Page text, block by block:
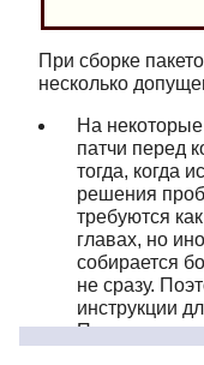
При сборке
несколько
На
патчи перед
тогда, когда
решения
требуются
главах, но
собирается
не сразу.
инструкции